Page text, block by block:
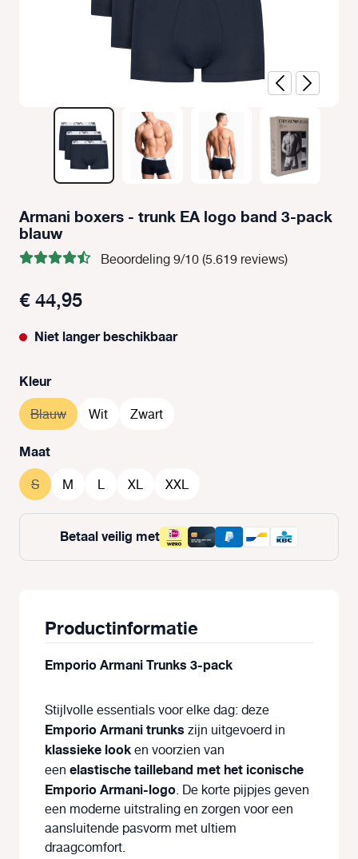
Armani boxers - trunk EA logo band 3-pack
blauw
Beoordeling 9/10 (5.619 reviews)
€ 44,95
Niet langer beschikbaar
Selecteer
Kleur
Blauw(Deze optie is momenteel niet beschikbaar.)
Wit Zwart
Selecteer
Maat
S(Deze optie is momenteel niet beschikbaar.)
M L XL XXL
Betaal veilig met
Productinformatie
Emporio Armani Trunks 3-pack
Stijlvolle essentials voor elke dag: deze
Emporio Armani trunks zijn uitgevoerd in
klassieke looken voorzien van
een elastische tailleband met het iconische
Emporio Armani-logo. De korte pijpjes geven
een moderne uitstraling en zorgen voor een
aansluitende pasvorm met ultiem
draagcomfort.